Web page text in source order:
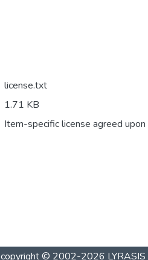
license.txt
1.71 KB
Item-specific license agreed
copyright © 2002-2026 LYRASIS